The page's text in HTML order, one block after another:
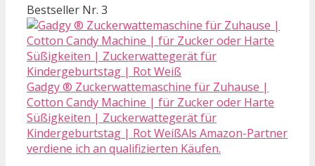
Bestseller Nr. 3
Gadgy ® Zuckerwattemaschine für Zuhause |
Cotton Candy Machine | für Zucker oder Harte
Süßigkeiten | Zuckerwattegerät für
Kindergeburtstag | Rot WeißAls Amazon-Partner
verdiene ich an qualifizierten Käufen.